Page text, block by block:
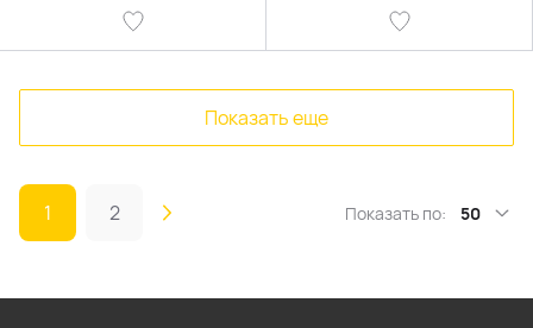
Показать еще
1 2 Показать по: 50